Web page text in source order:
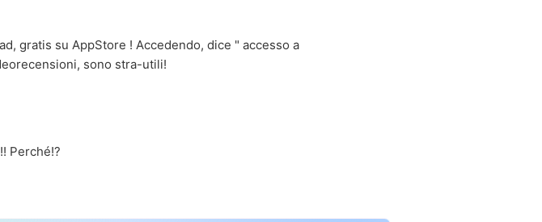
gratis su AppStore ! Accedendo, dice " accesso a
sono stra-utili!
Perché!?